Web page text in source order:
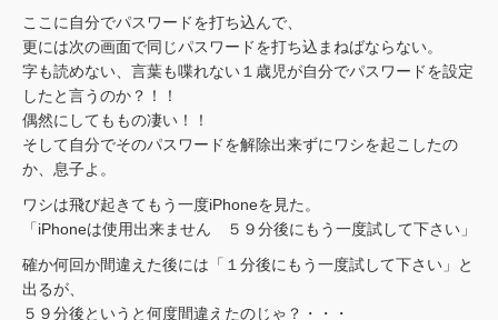
ここに自分でパスワードを打ち込んで、
更には次の画面で同じパスワードを打ち込まねばならない。
字も読めない、言葉も喋れない１歳児が自分でパスワードを設定
したと言うのか？！！
偶然にしてももの凄い！！
そして自分でそのパスワードを解除出来ずにワシを起こしたの
か、息子よ。
ワシは飛び起きてもう一度iPhoneを見た。
「iPhoneは使用出来ません ５９分後にもう一度試して下さい」
確か何回か間違えた後には「１分後にもう一度試して下さい」と
出るが、
５９分後というと何度間違えたのじゃ？・・・